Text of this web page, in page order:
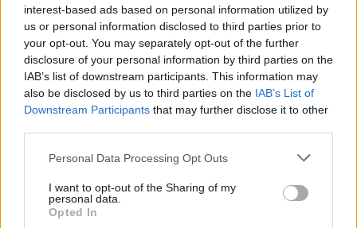
interest-based ads based on personal information utilized by
us or personal information disclosed to third parties prior to
your opt-out. You may separately opt-out of the further
disclosure of your personal information by third parties on the
IAB’s list of downstream participants. This information may
also be disclosed by us to third parties on the IAB’s List of
Downstream Participants that may further disclose it to other
Personal Data Processing Opt Outs
I want to opt-out of the Sharing of my
personal data.
Opted In